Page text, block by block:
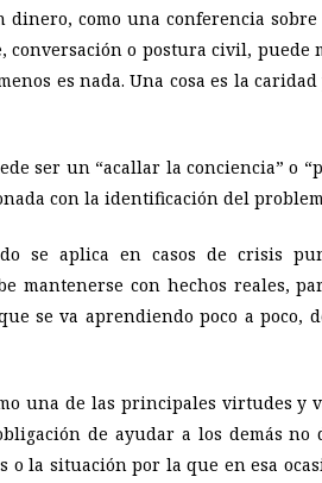
como una conferencia
o postura civil,
es nada. Una cosa es la
ser un “acallar la conciencia” o
con la identificación del
se aplica en casos de crisis
mantenerse con hechos reales,
se va aprendiendo poco a
una de las principales virtudes
de ayudar a los demás
la situación por la que en esa